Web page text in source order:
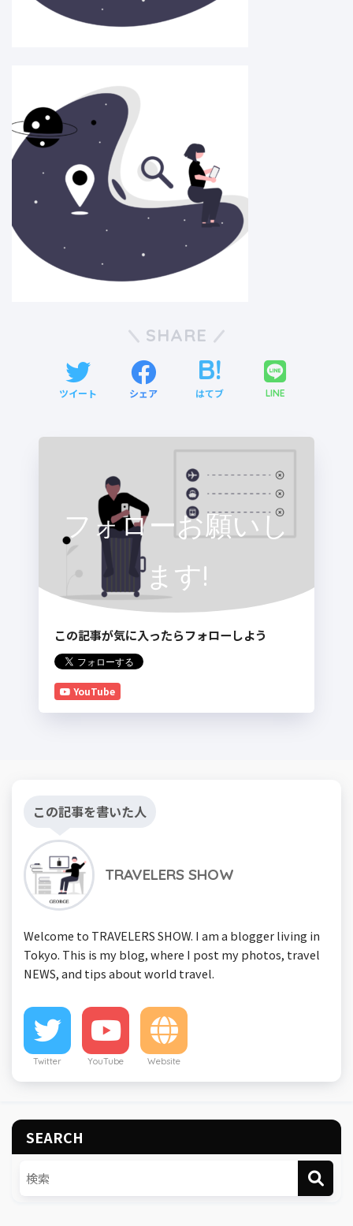
SHARE
ツイート シェア はてブ LINE
フォローお願いし
ます!
この記事が気に入ったらフォローしよう
YouTube
この記事を書いた人
TRAVELERS SHOW
Welcome to TRAVELERS SHOW. I am a blogger living in
Tokyo. This is my blog, where I post my photos, travel
NEWS, and tips about world travel.
Twitter YouTube Website
SEARCH